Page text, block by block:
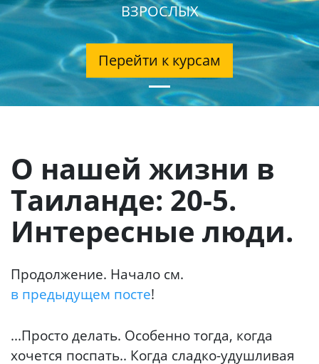
ВЗРОСЛЫХ
Перейти к курсам
О нашей жизни в
Таиланде: 20-5.
Интересные люди.
Продолжение. Начало см.
в предыдущем посте!
...Просто делать. Особенно тогда, когда
хочется поспать.. Когда сладко-удушливая